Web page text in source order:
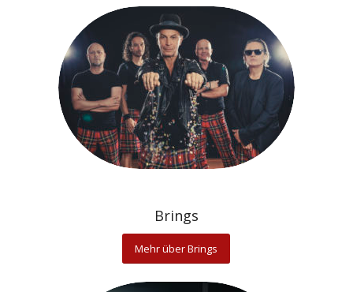
Brings
Mehr über Brings